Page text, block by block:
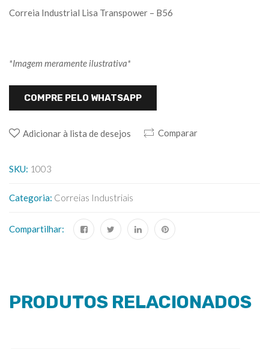
Correia Industrial Lisa Transpower – B56
*Imagem meramente ilustrativa*
COMPRE PELO WHATSAPP
Adicionar à lista de desejos Comparar
SKU: 1003
Categoria: Correias Industriais
Compartilhar:
PRODUTOS RELACIONADOS